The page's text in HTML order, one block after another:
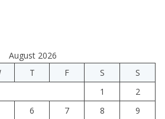
August 2026
T F S
S
1
2
6 7 8
9